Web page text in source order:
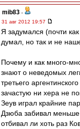
mib83 -
31 авг 2012 19:57
Я задумался (почти
думал, но так и не
Почему и как много-
знают о неведомых
третьего
зачастую ни хера не
Зеув играл крайние
Дзюба забивал меньше
отбивал ли хоть раз